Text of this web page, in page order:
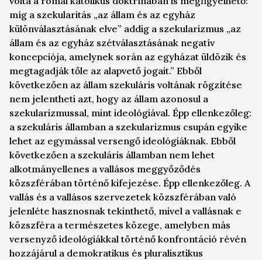
míg a szekularitás „az állam és az egyház
különválasztásának elve” addig a szekularizmus „az
állam és az egyház szétválasztásának negatív
koncepciója, amelynek során az egyházat üldözik és
megtagadják tőle az alapvető jogait.” Ebből
következően az állam szekuláris voltának rögzítése
nem jelentheti azt, hogy az állam azonosul a
szekularizmussal, mint ideológiával. Épp ellenkezőleg:
a szekuláris államban a szekularizmus csupán egyike
lehet az egymással versengő ideológiáknak. Ebből
következően a szekuláris államban nem lehet
alkotmányellenes a vallásos meggyőződés
közszférában történő kifejezése. Épp ellenkezőleg. A
vallás és a vallásos szervezetek közszférában való
jelenléte hasznosnak tekinthető, mivel a vallásnak e
közszféra a természetes közege, amelyben más
versenyző ideológiákkal történő konfrontáció révén
hozzájárul a demokratikus és pluralisztikus